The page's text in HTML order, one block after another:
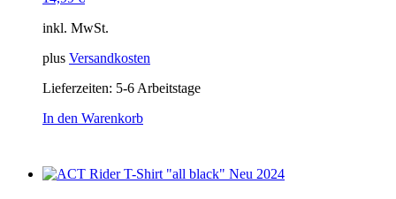
inkl. MwSt.
plus Versandkosten
Lieferzeiten: 5-6 Arbeitstage
In den Warenkorb